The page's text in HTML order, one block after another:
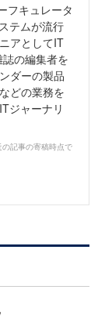
フキュレータ
テムが流行
アとしてIT
の編集者を
ダーの製品
どの業務を
ジャーナリ
記事の寄稿時点で